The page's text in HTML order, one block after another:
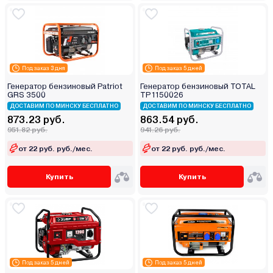
Под заказ 3 дня
Генератор бензиновый Patriot
GRS 3500
ДОСТАВИМ ПО МИНСКУ БЕСПЛАТНО
873.23 руб.
951.82 руб.
от 22 руб. руб./мес.
Купить
Под заказ 5 дней
Генератор бензиновый TOTAL
TP1150026
ДОСТАВИМ ПО МИНСКУ БЕСПЛАТНО
863.54 руб.
941.26 руб.
от 22 руб. руб./мес.
Купить
Под заказ 5 дней Под заказ 5 дней